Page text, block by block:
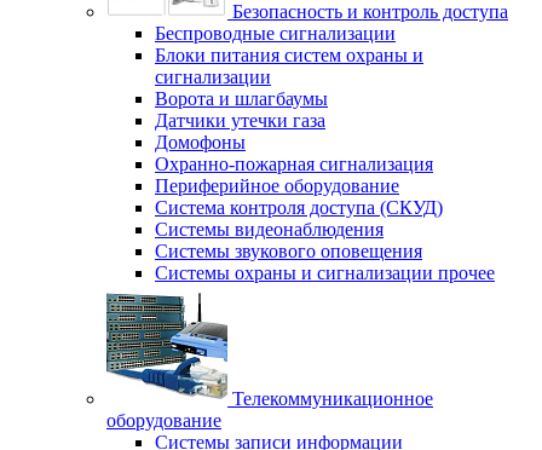
Безопасность и контроль доступа
Беспроводные сигнализации
Блоки питания систем охраны и
сигнализации
Ворота и шлагбаумы
Датчики утечки газа
Домофоны
Охранно-пожарная сигнализация
Периферийное оборудование
Система контроля доступа (СКУД)
Системы видеонаблюдения
Системы звукового оповещения
Системы охраны и сигнализации прочее
Телекоммуникационное
оборудование
Системы записи информации